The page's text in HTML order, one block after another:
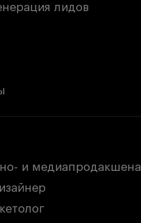
лидов
и медиапродакшена